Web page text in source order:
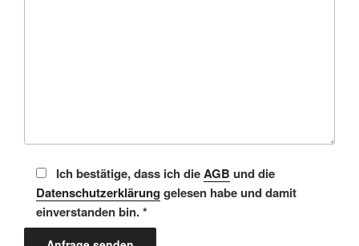
Ich bestätige, dass ich dieAGB und die
Datenschutzerklärunggelesen habe und damit
einverstanden bin. *